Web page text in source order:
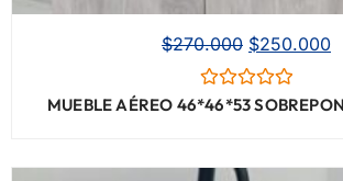
$270.000 $250.000
Valorado
con
5
MUEBLE AÉREO 46*46*53